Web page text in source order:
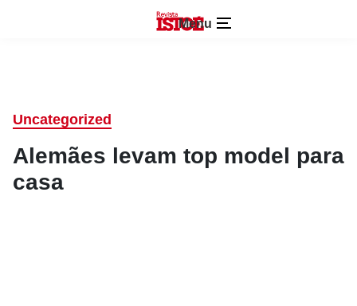
Menu
Uncategorized
Alemães levam top model para
casa